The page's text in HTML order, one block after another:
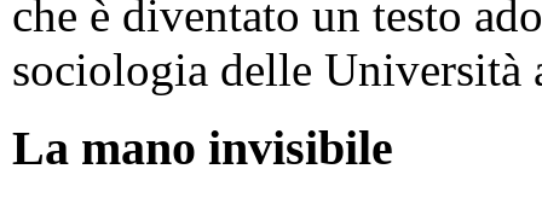
che è diventato un testo
sociologia delle Università
La mano invisibile